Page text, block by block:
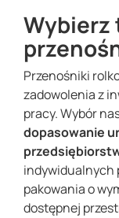
Wybierz
Przenośniki
zadowolenia z
pracy. Wybór
dopasowanie
indywidualnych
pakowania o
dostępnej